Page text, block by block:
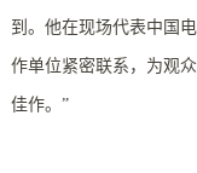
到。他在现场代表中国
作单位紧密联系，为观
佳作。”